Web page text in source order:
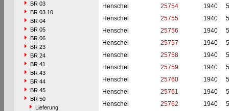
BR 03
BR 03.10
BR 04
BR 05
BR 06
BR 23
BR 24
BR 41
BR 43
BR 44
BR 45
BR 50
Lieferung
Henschel
25754 1940
Henschel
25755 1940
Henschel
25756 1940
Henschel
25757 1940
Henschel
25758 1940
Henschel
25759 1940
Henschel
25760 1940
Henschel
25761 1940
Henschel
25762 1940